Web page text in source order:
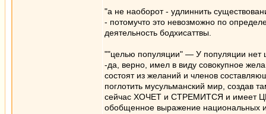
"а не наоборот - удлиннить
- потомучто это невозможно по
деятельность бодхисаттвы.
""целью популяции" — У популяции нет
-да, верно, имел в виду совокупное
состоят из желаний и членов
поглотить мусульманский мир, создав
сейчас ХОЧЕТ и СТРЕМИТСЯ и имеет
обобщенное выражение национальных